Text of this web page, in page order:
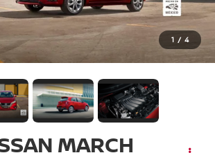
1 / 4
MARCH